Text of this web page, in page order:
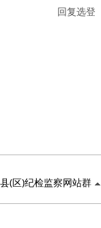
回复选登
(区)纪检监察网站群